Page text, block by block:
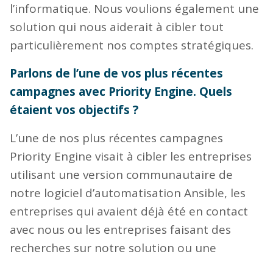
l’informatique. Nous voulions également une
solution qui nous aiderait à cibler tout
particulièrement nos comptes stratégiques.
Parlons de l’une de vos plus récentes
campagnes avec Priority Engine. Quels
étaient vos objectifs ?
L’une de nos plus récentes campagnes
Priority Engine visait à cibler les entreprises
utilisant une version communautaire de
notre logiciel d’automatisation Ansible, les
entreprises qui avaient déjà été en contact
avec nous ou les entreprises faisant des
recherches sur notre solution ou une